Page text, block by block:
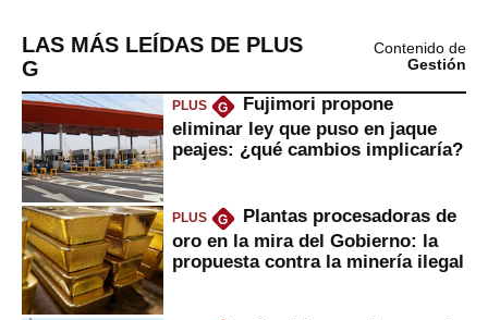
LAS MÁS LEÍDAS DE PLUS
G
Contenido de
Gestión
PLUS G
Fujimori propone
eliminar ley que puso en jaque
peajes: ¿qué cambios implicaría?
PLUS G
Plantas procesadoras de
oro en la mira del Gobierno: la
propuesta contra la minería ilegal